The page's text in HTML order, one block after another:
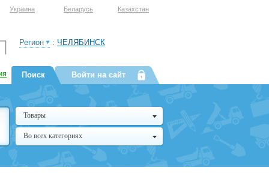
Украина Беларусь Казахстан
Регион : ЧЕЛЯБИНСК
Поиск Войти на сайт
Товары
Во всех категориях